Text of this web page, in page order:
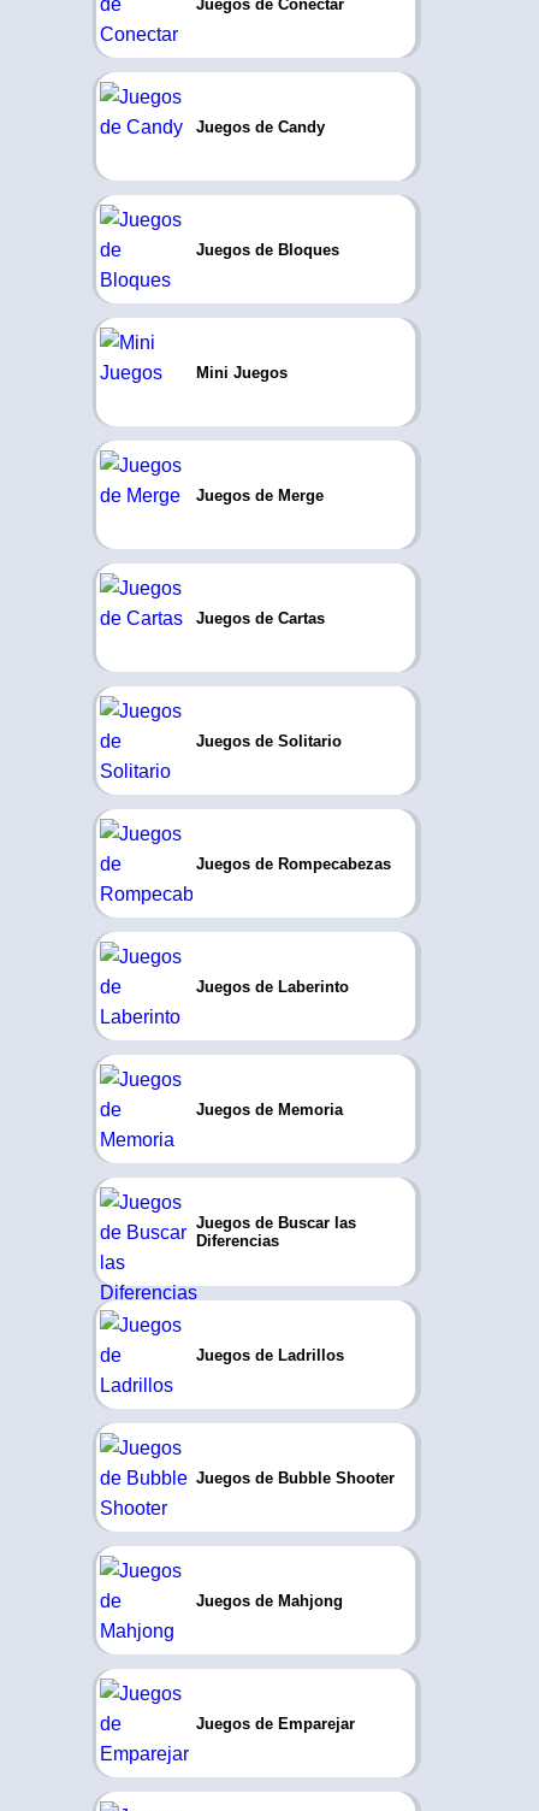
Juegos de Conectar
Juegos de Candy
Juegos de Bloques
Mini Juegos
Juegos de Merge
Juegos de Cartas
Juegos de Solitario
Juegos de Rompecabezas
Juegos de Laberinto
Juegos de Memoria
Juegos de Buscar las
Diferencias
Juegos de Ladrillos
Juegos de Bubble Shooter
Juegos de Mahjong
Juegos de Emparejar